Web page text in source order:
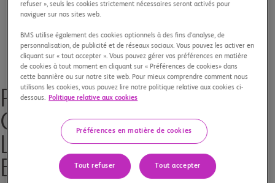
POLITIQUE DE
CONFIDENTIALITÉ À
L’INTENTION DES
EMPLOYÉS BMS
refuser », seuls les cookies strictement nécessaires seront activés pour
naviguer sur nos sites web.
BMS utilise également des cookies optionnels à des fins d'analyse, de
personnalisation, de publicité et de réseaux sociaux. Vous pouvez les activer en
cliquant sur « tout accepter ». Vous pouvez gérer vos préférences en matière
de cookies à tout moment en cliquant sur « Préférences de cookies» dans
cette bannière ou sur notre site web. Pour mieux comprendre comment nous
utilisons les cookies, vous pouvez lire notre politique relative aux cookies ci-
dessous. Politique relative aux cookies
Préférences en matière de cookies
Tout refuser Tout accepter